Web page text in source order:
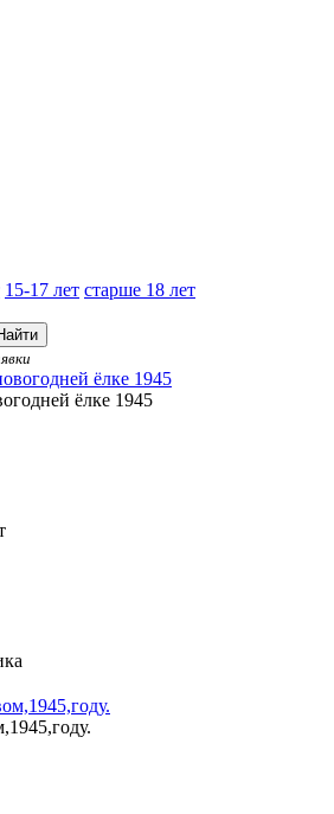
15-17 лет старше 18 лет
ёлке 1945